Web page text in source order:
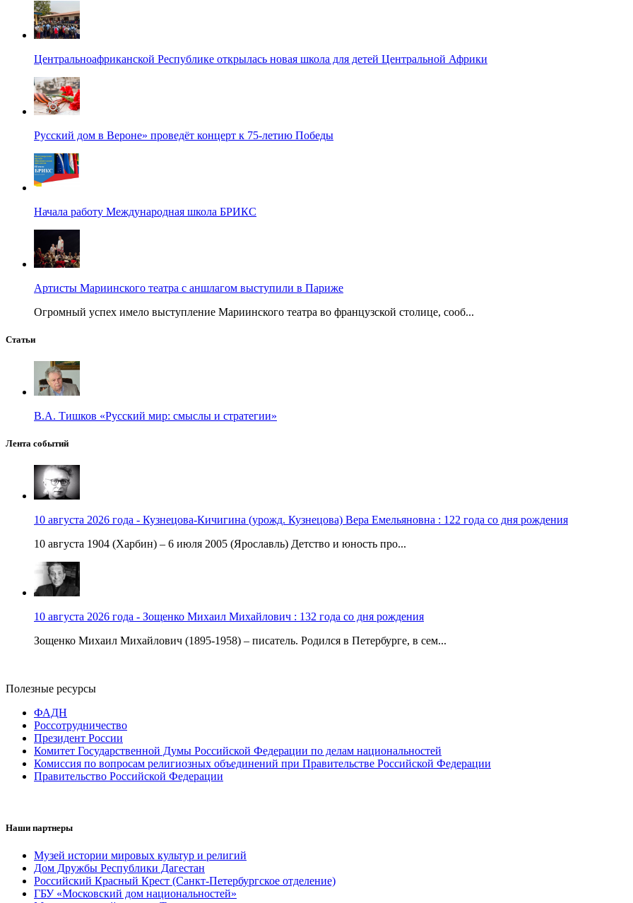
Центральноафриканской Республике открылась новая школа для детей Центральной Африки
Русский дом в Вероне» проведёт концерт к 75-летию Победы
Начала работу Международная школа БРИКС
Артисты Мариинского театра с аншлагом выступили в Париже
Огромный успех имело выступление Мариинского театра во французской столице, сооб...
Статьи
В.А. Тишков «Русский мир: смыслы и стратегии»
Лента событий
10 августа 2026 года - Кузнецова-Кичигина (урожд. Кузнецова) Вера Емельяновна : 122 года со дня рождения
10 августа 1904 (Харбин) – 6 июля 2005 (Ярославль) Детство и юность про...
10 августа 2026 года - Зощенко Михаил Михайлович : 132 года со дня рождения
Зощенко Михаил Михайлович (1895-1958) – писатель. Родился в Петербурге, в сем...
Полезные ресурсы
ФАДН
Россотрудничество
Президент России
Комитет Государственной Думы Российской Федерации по делам национальностей
Комиссия по вопросам религиозных объединений при Правительстве Российской Федерации
Правительство Российской Федерации
Наши партнеры
Музей истории мировых культур и религий
Дом Дружбы Республики Дагестан
Российский Красный Крест (Санкт-Петербургское отделение)
ГБУ «Московский дом национальностей»